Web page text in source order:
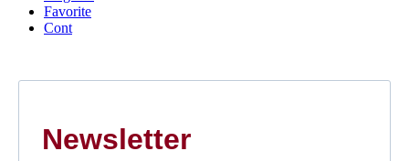
Favorite
Cont
Newsletter